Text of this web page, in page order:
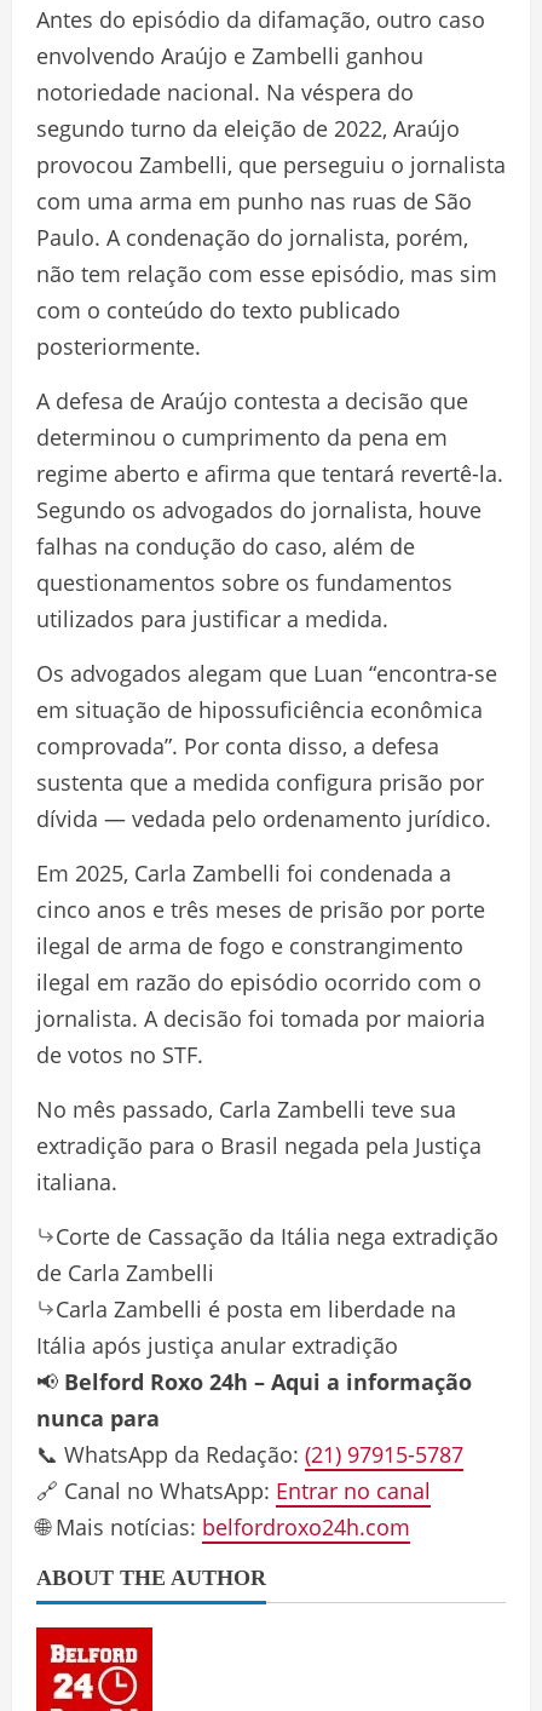
Antes do episódio da difamação, outro caso
envolvendo Araújo e Zambelli ganhou
notoriedade nacional. Na véspera do
segundo turno da eleição de 2022, Araújo
provocou Zambelli, que perseguiu o jornalista
com uma arma em punho nas ruas de São
Paulo. A condenação do jornalista, porém,
não tem relação com esse episódio, mas sim
com o conteúdo do texto publicado
posteriormente.
A defesa de Araújo contesta a decisão que
determinou o cumprimento da pena em
regime aberto e afirma que tentará revertê-la.
Segundo os advogados do jornalista, houve
falhas na condução do caso, além de
questionamentos sobre os fundamentos
utilizados para justificar a medida.
Os advogados alegam que Luan “encontra-se
em situação de hipossuficiência econômica
comprovada”. Por conta disso, a defesa
sustenta que a medida configura prisão por
dívida — vedada pelo ordenamento jurídico.
Em 2025, Carla Zambelli foi condenada a
cinco anos e três meses de prisão por porte
ilegal de arma de fogo e constrangimento
ilegal em razão do episódio ocorrido com o
jornalista. A decisão foi tomada por maioria
de votos no STF.
No mês passado, Carla Zambelli teve sua
extradição para o Brasil negada pela Justiça
italiana.
Corte de Cassação da Itália nega extradição
de Carla Zambelli
Carla Zambelli é posta em liberdade na
Itália após justiça anular extradição
📢 Belford Roxo 24h – Aqui a informação
nunca para
📞 WhatsApp da Redação: (21) 97915-5787
🔗 Canal no WhatsApp: Entrar no canal
🌐 Mais notícias: belfordroxo24h.com
ABOUT THE AUTHOR